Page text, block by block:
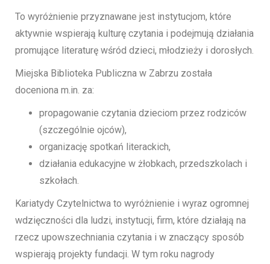
To wyróżnienie przyznawane jest instytucjom, które
aktywnie wspierają kulturę czytania i podejmują działania
promujące literaturę wśród dzieci, młodzieży i dorosłych.
Miejska Biblioteka Publiczna w Zabrzu została
doceniona m.in. za:
propagowanie czytania dzieciom przez rodziców
(szczególnie ojców),
organizację spotkań literackich,
działania edukacyjne w żłobkach, przedszkolach i
szkołach.
Kariatydy Czytelnictwa to wyróżnienie i wyraz ogromnej
wdzięczności dla ludzi, instytucji, firm, które działają na
rzecz upowszechniania czytania i w znaczący sposób
wspierają projekty fundacji. W tym roku nagrody